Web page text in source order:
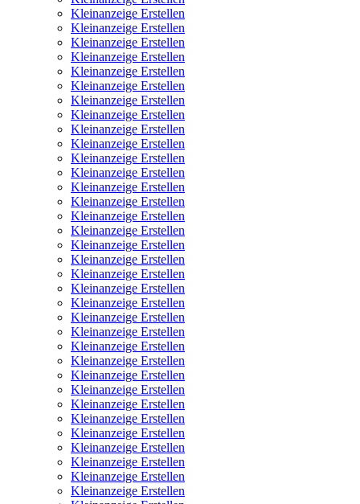
Kleinanzeige Erstellen
Kleinanzeige Erstellen
Kleinanzeige Erstellen
Kleinanzeige Erstellen
Kleinanzeige Erstellen
Kleinanzeige Erstellen
Kleinanzeige Erstellen
Kleinanzeige Erstellen
Kleinanzeige Erstellen
Kleinanzeige Erstellen
Kleinanzeige Erstellen
Kleinanzeige Erstellen
Kleinanzeige Erstellen
Kleinanzeige Erstellen
Kleinanzeige Erstellen
Kleinanzeige Erstellen
Kleinanzeige Erstellen
Kleinanzeige Erstellen
Kleinanzeige Erstellen
Kleinanzeige Erstellen
Kleinanzeige Erstellen
Kleinanzeige Erstellen
Kleinanzeige Erstellen
Kleinanzeige Erstellen
Kleinanzeige Erstellen
Kleinanzeige Erstellen
Kleinanzeige Erstellen
Kleinanzeige Erstellen
Kleinanzeige Erstellen
Kleinanzeige Erstellen
Kleinanzeige Erstellen
Kleinanzeige Erstellen
Kleinanzeige Erstellen
Kleinanzeige Erstellen